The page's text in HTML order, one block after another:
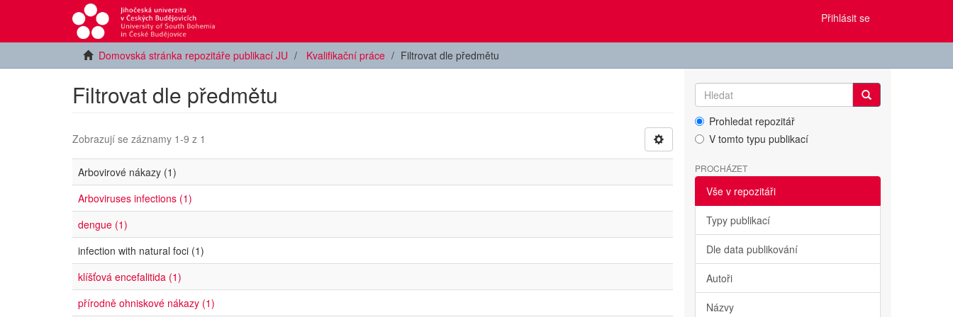
Přihlásit se
Domovská stránka repozitáře publikací JU Kvalifikační práce Filtrovat dle předmětu
Filtrovat dle předmětu
Zobrazují se záznamy 1-9 z 1
Arbovirové nákazy (1)
Arboviruses infections (1)
dengue (1)
infection with natural foci (1)
klíšťová encefalitida (1)
přírodně ohniskové nákazy (1)
Prohledat repozitář
V tomto typu publikací
PROCHÁZET
Vše v repozitáři
Typy publikací
Dle data publikování
Autoři
Názvy